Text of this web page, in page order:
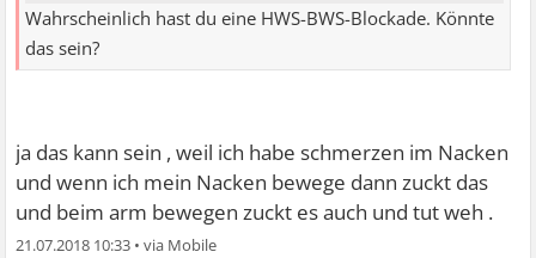
Wahrscheinlich hast du eine HWS-BWS-Blockade. Könnte
das sein?
ja das kann sein , weil ich habe schmerzen im Nacken
und wenn ich mein Nacken bewege dann zuckt das
und beim arm bewegen zuckt es auch und tut weh .
21.07.2018 10:33 •